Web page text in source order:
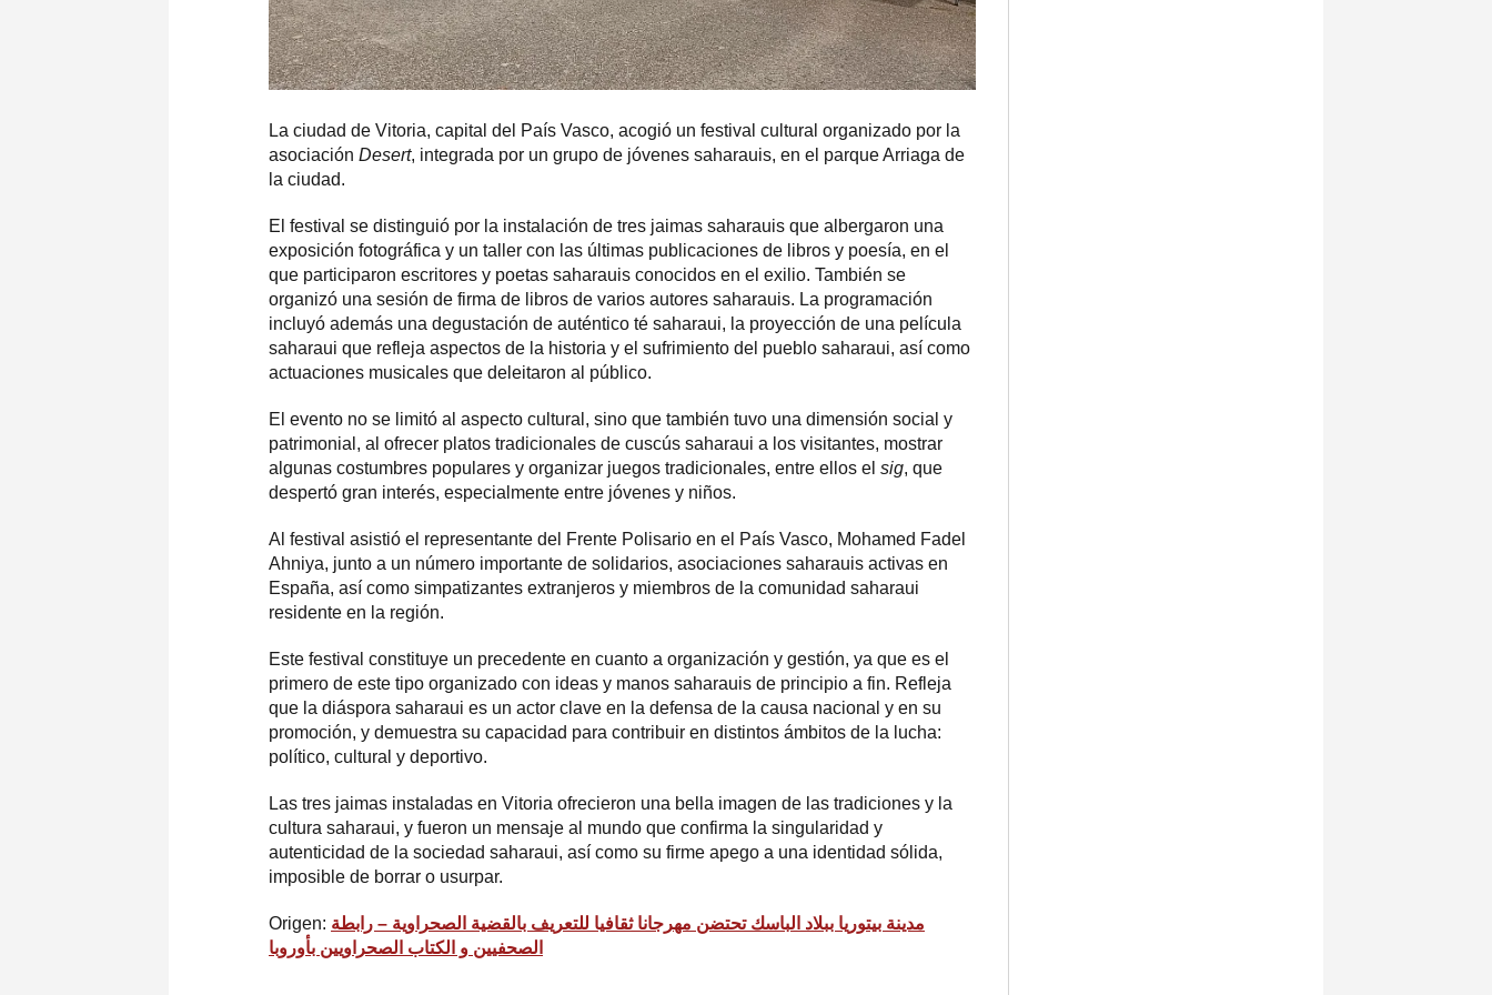
La ciudad de Vitoria, capital del País Vasco, acogió un festival cultural organizado por la
asociación Desert, integrada por un grupo de jóvenes saharauis, en el parque Arriaga de
la ciudad.
El festival se distinguió por la instalación de tres jaimas saharauis que albergaron una
exposición fotográfica y un taller con las últimas publicaciones de libros y poesía, en el
que participaron escritores y poetas saharauis conocidos en el exilio. También se
organizó una sesión de firma de libros de varios autores saharauis. La programación
incluyó además una degustación de auténtico té saharaui, la proyección de una película
saharaui que refleja aspectos de la historia y el sufrimiento del pueblo saharaui, así como
actuaciones musicales que deleitaron al público.
El evento no se limitó al aspecto cultural, sino que también tuvo una dimensión social y
patrimonial, al ofrecer platos tradicionales de cuscús saharaui a los visitantes, mostrar
algunas costumbres populares y organizar juegos tradicionales, entre ellos el sig, que
despertó gran interés, especialmente entre jóvenes y niños.
Al festival asistió el representante del Frente Polisario en el País Vasco, Mohamed Fadel
Ahniya, junto a un número importante de solidarios, asociaciones saharauis activas en
España, así como simpatizantes extranjeros y miembros de la comunidad saharaui
residente en la región.
Este festival constituye un precedente en cuanto a organización y gestión, ya que es el
primero de este tipo organizado con ideas y manos saharauis de principio a fin. Refleja
que la diáspora saharaui es un actor clave en la defensa de la causa nacional y en su
promoción, y demuestra su capacidad para contribuir en distintos ámbitos de la lucha:
político, cultural y deportivo.
Las tres jaimas instaladas en Vitoria ofrecieron una bella imagen de las tradiciones y la
cultura saharaui, y fueron un mensaje al mundo que confirma la singularidad y
autenticidad de la sociedad saharaui, así como su firme apego a una identidad sólida,
imposible de borrar o usurpar.
Origen: مدينة بيتوريا ببلاد الباسك تحتضن مهرجانا ثقافيا للتعريف بالقضية الصحراوية – رابطة
الصحفيين و الكتاب الصحراويين بأوروبا